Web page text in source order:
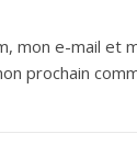
mon e-mail et
prochain